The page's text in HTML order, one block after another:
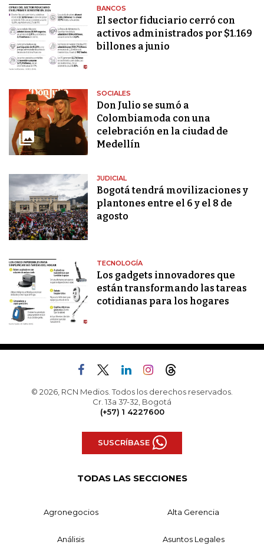
BANCOS
El sector fiduciario cerró con
activos administrados por $1.169
billones a junio
SOCIALES
Don Julio se sumó a
Colombiamoda con una
celebración en la ciudad de
Medellín
JUDICIAL
Bogotá tendrá movilizaciones y
plantones entre el 6 y el 8 de
agosto
TECNOLOGÍA
Los gadgets innovadores que
están transformando las tareas
cotidianas para los hogares
© 2026, RCN Medios. Todos los derechos reservados.
Cr. 13a 37-32, Bogotá
(+57) 1 4227600
SUSCRÍBASE
TODAS LAS SECCIONES
Agronegocios Alta Gerencia
Análisis Asuntos Legales